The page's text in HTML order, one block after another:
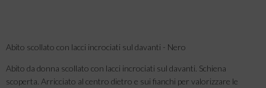
Abito scollato con lacci incrociati sul davanti - Nero
Abito da donna scollato con lacci incrociati sul davanti. Schiena
scoperta. Arricciato al centro dietro e sui fianchi per valorizzare le